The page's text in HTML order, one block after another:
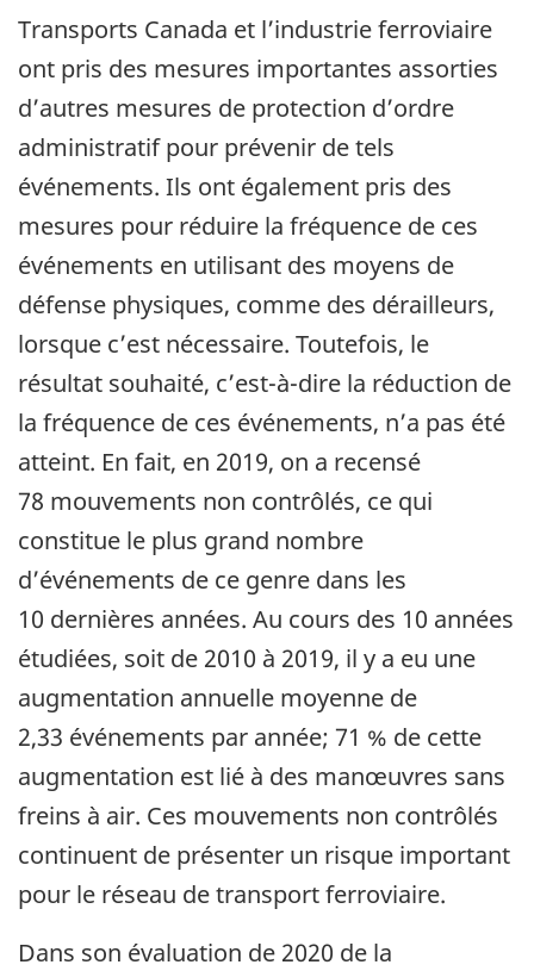
Transports Canada et l’industrie ferroviaire
ont pris des mesures importantes assorties
d’autres mesures de protection d’ordre
administratif pour prévenir de tels
événements. Ils ont également pris des
mesures pour réduire la fréquence de ces
événements en utilisant des moyens de
défense physiques, comme des dérailleurs,
lorsque c’est nécessaire. Toutefois, le
résultat souhaité, c’est-à-dire la réduction de
la fréquence de ces événements, n’a pas été
atteint. En fait, en 2019, on a recensé
78 mouvements non contrôlés, ce qui
constitue le plus grand nombre
d’événements de ce genre dans les
10 dernières années. Au cours des 10 années
étudiées, soit de 2010 à 2019, il y a eu une
augmentation annuelle moyenne de
2,33 événements par année; 71 % de cette
augmentation est lié à des manœuvres sans
freins à air. Ces mouvements non contrôlés
continuent de présenter un risque important
pour le réseau de transport ferroviaire.
Dans son évaluation de 2020 de la